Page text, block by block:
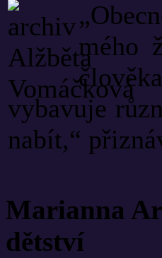
mého
vybavuje
nabít,“
Marianna
dětství